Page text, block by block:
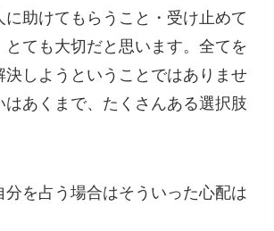
に助けてもらうこと・受け止めて
とても大切だと思います。全てを
決しようということではありませ
はあくまで、たくさんある選択肢
分を占う場合はそういった心配は